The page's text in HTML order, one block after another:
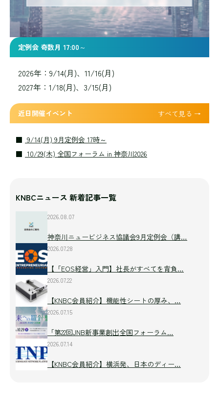
定例会 奇数月 17:00～
2026年：9/14(月)、11/16(月)
2027年：1/18(月)、3/15(月)
近日開催イベント すべて見る →
9/14(月) 9月定例会 17時～
10/29(木) 全国フォーラム in 神奈川2026
KNBCニュース 新着記事一覧
2026.08.07
神奈川ニュービジネス協議会9月定例会（講…
2026.07.28
【「EOS経営」入門】社長がすべてを背負…
2026.07.22
【KNBC会員紹介】機能性シートの厚み、…
2026.07.15
「第22回JNB新事業創出全国フォーラム…
2026.07.14
【KNBC会員紹介】横浜発、日本のディー…